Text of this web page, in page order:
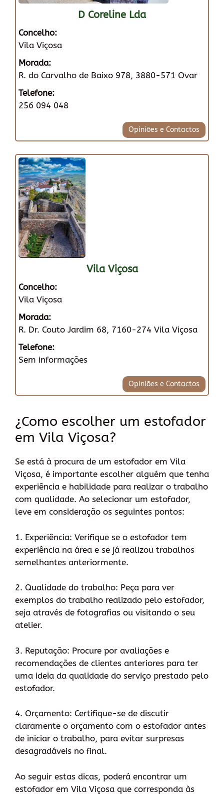
D Coreline Lda
Concelho:
Vila Viçosa
Morada:
R. do Carvalho de Baixo 978, 3880-571 Ovar
Telefone:
256 094 048
Opiniões e Contactos
Vila Viçosa
Concelho:
Vila Viçosa
Morada:
R. Dr. Couto Jardim 68, 7160-274 Vila Viçosa
Telefone:
Sem informações
Opiniões e Contactos
¿Como escolher um estofador
em Vila Viçosa?
Se está à procura de um estofador em Vila
Viçosa, é importante escolher alguém que tenha
experiência e habilidade para realizar o trabalho
com qualidade. Ao selecionar um estofador,
leve em consideração os seguintes pontos:
1. Experiência: Verifique se o estofador tem
experiência na área e se já realizou trabalhos
semelhantes anteriormente.
2. Qualidade do trabalho: Peça para ver
exemplos do trabalho realizado pelo estofador,
seja através de fotografias ou visitando o seu
atelier.
3. Reputação: Procure por avaliações e
recomendações de clientes anteriores para ter
uma ideia da qualidade do serviço prestado pelo
estofador.
4. Orçamento: Certifique-se de discutir
claramente o orçamento com o estofador antes
de iniciar o trabalho, para evitar surpresas
desagradáveis no final.
Ao seguir estas dicas, poderá encontrar um
estofador em Vila Viçosa que corresponda às